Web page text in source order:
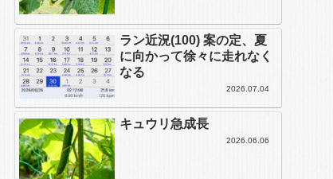
ラン近況(100) 案の定、夏
に向かって徐々に走れなく
なる
2026.07.04
キュウリ急成長
2026.06.06